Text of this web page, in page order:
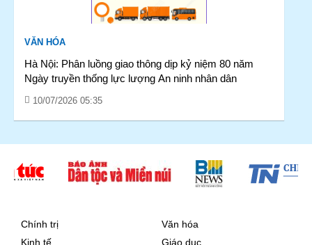
VĂN HÓA
Hà Nội: Phân luồng giao thông dịp kỷ niệm 80 năm
Ngày truyền thống lực lượng An ninh nhân dân
10/07/2026 05:35
Chính trị
Kinh tế
Văn hóa
Giáo dục